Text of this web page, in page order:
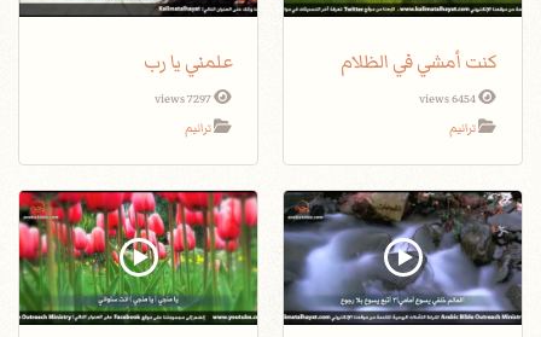
كنت أمشي في الظلام
6454 views
ترانيم
علمني يا رب
7297 views
ترانيم